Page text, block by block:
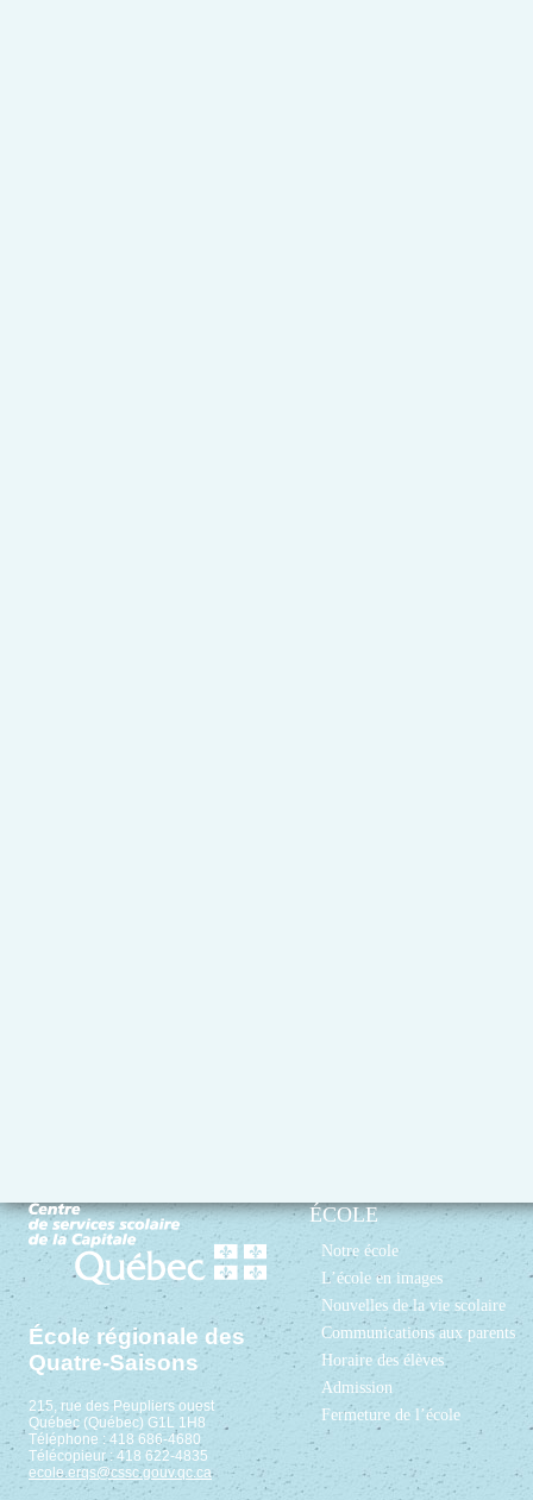
École régionale des
Quatre-Saisons
215, rue des Peupliers ouest
Québec (Québec) G1L 1H8
Téléphone : 418 686-4680
Télécopieur : 418 622-4835
ecole.erqs@cssc.gouv.qc.ca
ÉCOLE
Notre école
L’école en images
Nouvelles de la vie scolaire
Communications aux parents
Horaire des élèves
Admission
Fermeture de l’école